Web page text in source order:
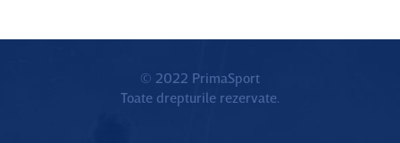
© 2022 PrimaSport
Toate drepturile rezervate.